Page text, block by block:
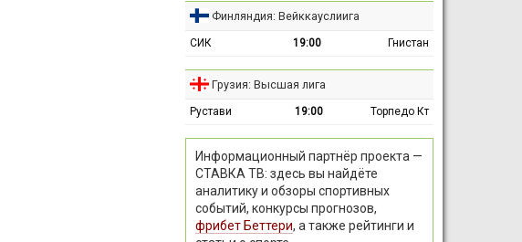
Финляндия: Вейккауслиига
СИК 19:00 Гнистан
Грузия: Высшая лига
Рустави 19:00 Торпедо Кт
Информационный партнёр проекта —
СТАВКА ТВ: здесь вы найдёте
аналитику и обзоры спортивных
событий, конкурсы прогнозов,
фрибет Беттери, а также рейтинги и